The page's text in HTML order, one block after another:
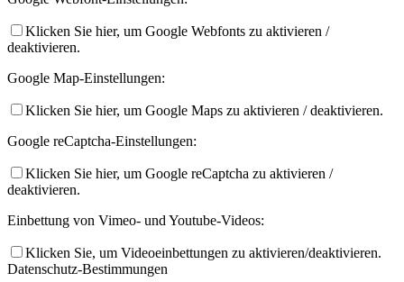
Klicken Sie hier, um Google Webfonts zu aktivieren /
deaktivieren.
Google Map-Einstellungen:
Klicken Sie hier, um Google Maps zu aktivieren / deaktivieren.
Google reCaptcha-Einstellungen:
Klicken Sie hier, um Google reCaptcha zu aktivieren /
deaktivieren.
Einbettung von Vimeo- und Youtube-Videos:
Klicken Sie, um Videoeinbettungen zu aktivieren/deaktivieren.
Datenschutz-Bestimmungen